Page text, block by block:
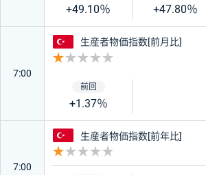
+49.10％ +47.80％
7:00
トルコ
生産者物価指数[前月比]
+1.37％
7:00
トルコ
生産者物価指数[前年比]